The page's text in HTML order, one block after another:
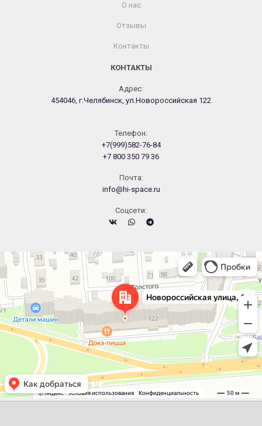
О нас
Отзывы
Контакты
КОНТАКТЫ
Адрес:
454046, г.Челябинск, ул.Новороссийская 122
Телефон:
+7(999)582-76-84
+7 800 350 79 36
Почта:
info@hi-space.ru
Cоцсети:
Челябинск
Новороссийская улица, 122 — Яндекс.Карты